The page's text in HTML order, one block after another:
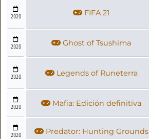
2020 FIFA 21
2020 Ghost of Tsushima
2020 Legends of Runeterra
2020 Mafia: Edición definitiva
2020 Predator: Hunting Grounds